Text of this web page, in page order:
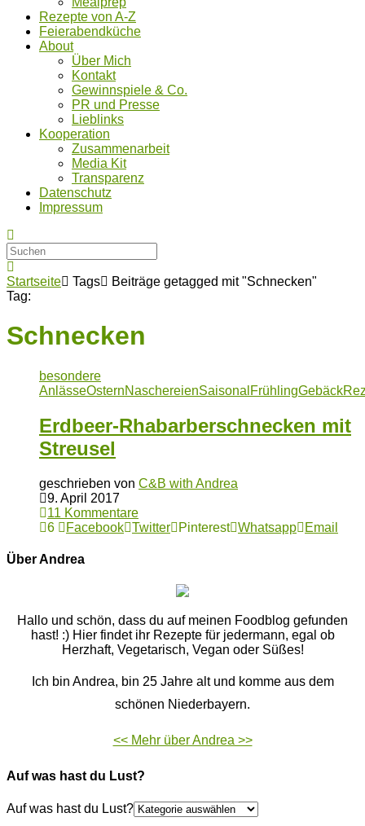
Rezepte von A-Z
Feierabendküche
About
Über Mich
Kontakt
Gewinnspiele & Co.
PR und Presse
Lieblinks
Kooperation
Zusammenarbeit
Media Kit
Transparenz
Datenschutz
Impressum
Startseite Tags
Beiträge getagged mit "Schnecken"
Tag:
Schnecken
besondere
AnlässeOsternNaschereienSaisonal FrühlingGebäck
Erdbeer-Rhabarberschnecken mit
Streusel
geschrieben von C&B with Andrea
9. April 2017
11 Kommentare
6
Facebook Twitter Pinterest Whatsapp Email
Über Andrea
Hallo und schön, dass du auf meinen Foodblog gefunden
hast! :) Hier findet ihr Rezepte für jedermann, egal ob
Herzhaft, Vegetarisch, Vegan oder Süßes!
Ich bin Andrea, bin 25 Jahre alt und komme aus dem
schönen Niederbayern.
<< Mehr über Andrea >>
Auf was hast du Lust?
Auf was hast du Lust?